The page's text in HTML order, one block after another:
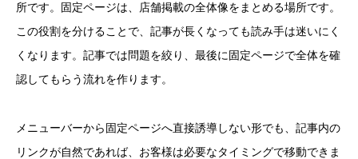
所です。固定ページは、店舗掲載の全体像をまとめる場所です。
この役割を分けることで、記事が長くなっても読み手は迷いにく
くなります。記事では問題を絞り、最後に固定ページで全体を確
認してもらう流れを作ります。
メニューバーから固定ページへ直接誘導しない形でも、記事内の
リンクが自然であれば、お客様は必要なタイミングで移動できま